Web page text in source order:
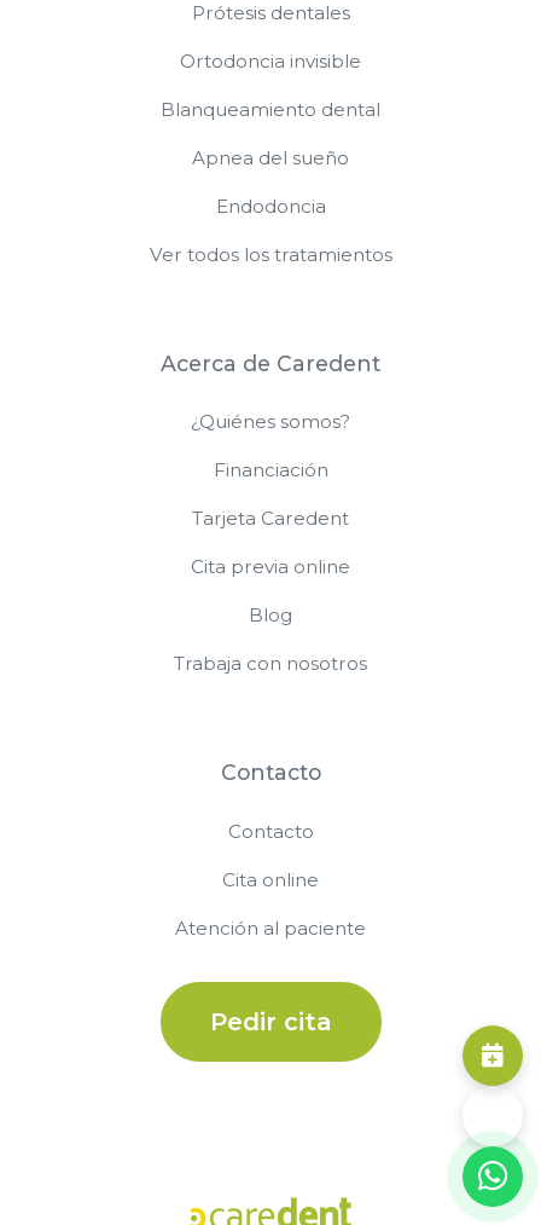
Prótesis dentales
Ortodoncia invisible
Blanqueamiento dental
Apnea del sueño
Endodoncia
Ver todos los tratamientos
Acerca de Caredent
¿Quiénes somos?
Financiación
Tarjeta Caredent
Cita previa online
Blog
Trabaja con nosotros
Contacto
Contacto
Cita online
Atención al paciente
Pedir cita